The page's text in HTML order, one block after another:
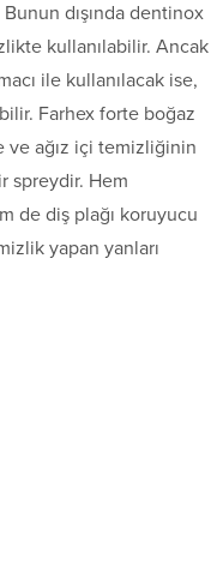
dışında dentinox
kullanılabilir. Ancak
ile kullanılacak ise,
Farhex forte boğaz
ve ağız içi temizliğinin
spreydir. Hem
de diş plağı koruyucu
yapan yanları